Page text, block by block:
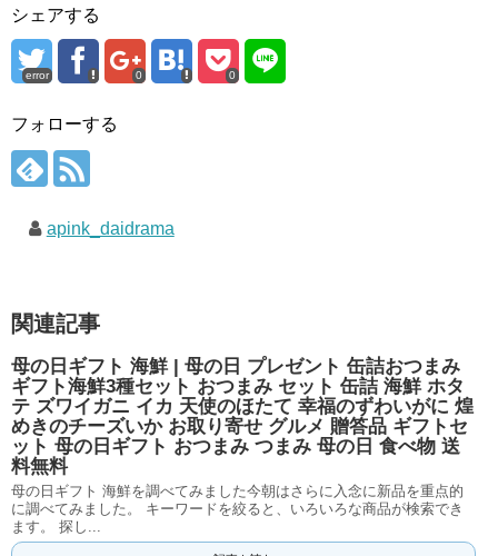
シェアする
error 0 0
フォローする
apink_daidrama
関連記事
母の日ギフト 海鮮 | 母の日 プレゼント 缶詰おつまみ
ギフト海鮮3種セット おつまみ セット 缶詰 海鮮 ホタ
テ ズワイガニ イカ 天使のほたて 幸福のずわいがに 煌
めきのチーズいか お取り寄せ グルメ 贈答品 ギフトセ
ット 母の日ギフト おつまみ つまみ 母の日 食べ物 送
料無料
母の日ギフト 海鮮を調べてみました今朝はさらに入念に新品を重点的
に調べてみました。 キーワードを絞ると、いろいろな商品が検索でき
ます。 探し...